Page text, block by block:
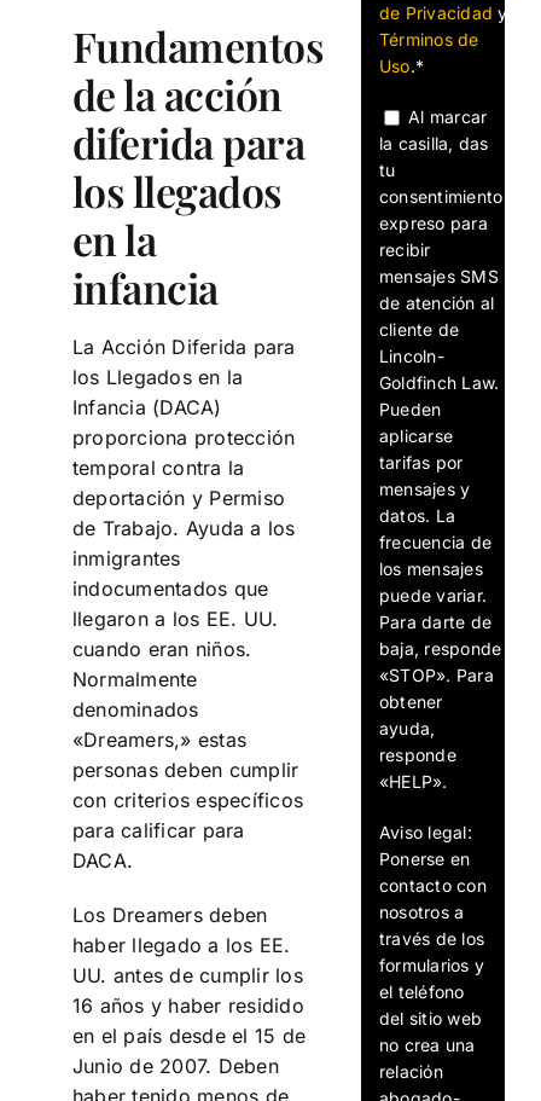
Fundamentos
de la acción
diferida para
los llegados
en la
infancia
La Acción Diferida para
los Llegados en la
Infancia (DACA)
proporciona protección
temporal contra la
deportación y Permiso
de Trabajo. Ayuda a los
inmigrantes
indocumentados que
llegaron a los EE. UU.
cuando eran niños.
Normalmente
denominados
«Dreamers,» estas
personas deben cumplir
con criterios específicos
para calificar para
DACA.
Los Dreamers deben
haber llegado a los EE.
UU. antes de cumplir los
16 años y haber residido
en el país desde el 15 de
Junio de 2007. Deben
haber tenido menos de
de Privacidad y
Términos de
Uso.*
Al marcar
la casilla, das
tu
consentimiento
expreso para
recibir
mensajes SMS
de atención al
cliente de
Lincoln-
Goldfinch Law.
Pueden
aplicarse
tarifas por
mensajes y
datos. La
frecuencia de
los mensajes
puede variar.
Para darte de
baja, responde
«STOP». Para
obtener
ayuda,
responde
«HELP».
Aviso legal:
Ponerse en
contacto con
nosotros a
través de los
formularios y
el teléfono
del sitio web
no crea una
relación